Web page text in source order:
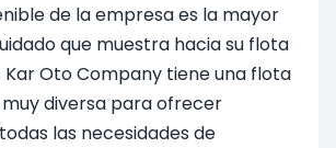
de la empresa es la mayor
que muestra hacia su flota
Kar Oto Company tiene una flota
diversa para ofrecer
las necesidades de